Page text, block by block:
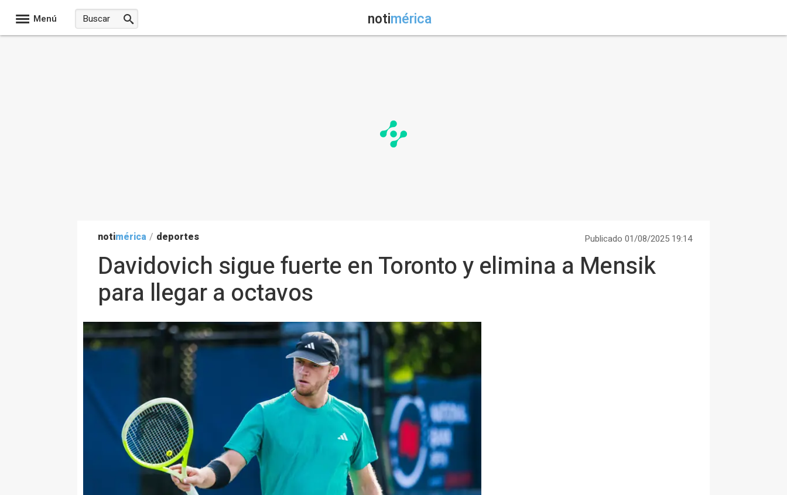
Menú notimérica
notimérica / deportes Publicado 01/08/2025 19:14
Davidovich sigue fuerte en Toronto y elimina a Mensik
para llegar a octavos